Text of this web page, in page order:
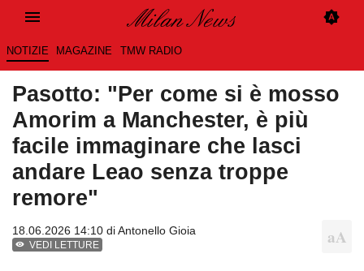
NOTIZIE MAGAZINE TMW RADIO
Pasotto: "Per come si è mosso
Amorim a Manchester, è più
facile immaginare che lasci
andare Leao senza troppe
remore"
18.06.2026 14:10 diAntonello Gioia
VEDI LETTURE